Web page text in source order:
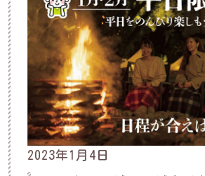
2023年1月4日